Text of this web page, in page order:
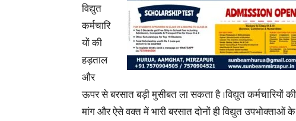
विद्युत
कर्मचारि
यों की
हड़ताल
और
ऊपर से बरसात बड़ी मुसीबत ला सकता है ।विद्युत कर्मचारियों की
मांग और ऐसे वक्त में भारी बरसात दोनों ही विद्युत उपभोक्ताओं के